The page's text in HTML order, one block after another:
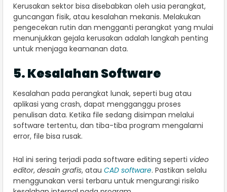
Kerusakan sektor bisa disebabkan oleh usia perangkat,
guncangan fisik, atau kesalahan mekanis. Melakukan
pengecekan rutin dan mengganti perangkat yang mulai
menunjukkan gejala kerusakan adalah langkah penting
untuk menjaga keamanan data.
5. Kesalahan Software
Kesalahan pada perangkat lunak, seperti bug atau
aplikasi yang crash, dapat mengganggu proses
penulisan data. Ketika file sedang disimpan melalui
software tertentu, dan tiba-tiba program mengalami
error, file bisa rusak.
Hal ini sering terjadi pada software editing seperti video
editor, desain grafis, atau CAD software. Pastikan selalu
menggunakan versi terbaru untuk mengurangi risiko